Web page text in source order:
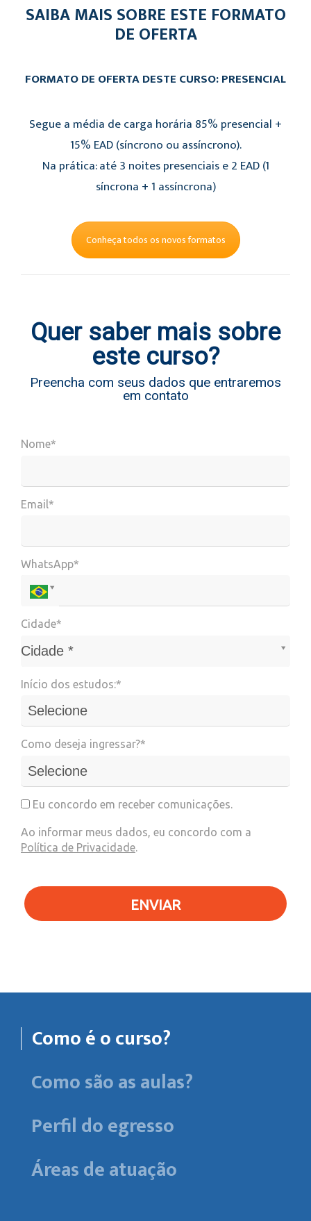
SAIBA MAIS SOBRE ESTE FORMATO
DE OFERTA
FORMATO DE OFERTA DESTE CURSO: PRESENCIAL
Segue a média de carga horária 85% presencial +
15% EAD (síncrono ou assíncrono).
Na prática: até 3 noites presenciais e 2 EAD (1
síncrona + 1 assíncrona)
Conheça todos os novos formatos
Quer saber mais sobre
este curso?
Preencha com seus dados que entraremos
em contato
Nome*
Email*
WhatsApp*
Cidade*
Cidade *
Cidade*
Início dos estudos:*
Como deseja ingressar?*
Eu concordo em receber comunicações.
Ao informar meus dados, eu concordo com a
Política de Privacidade.
ENVIAR
Como é o curso?
Como são as aulas?
Perfil do egresso
Áreas de atuação